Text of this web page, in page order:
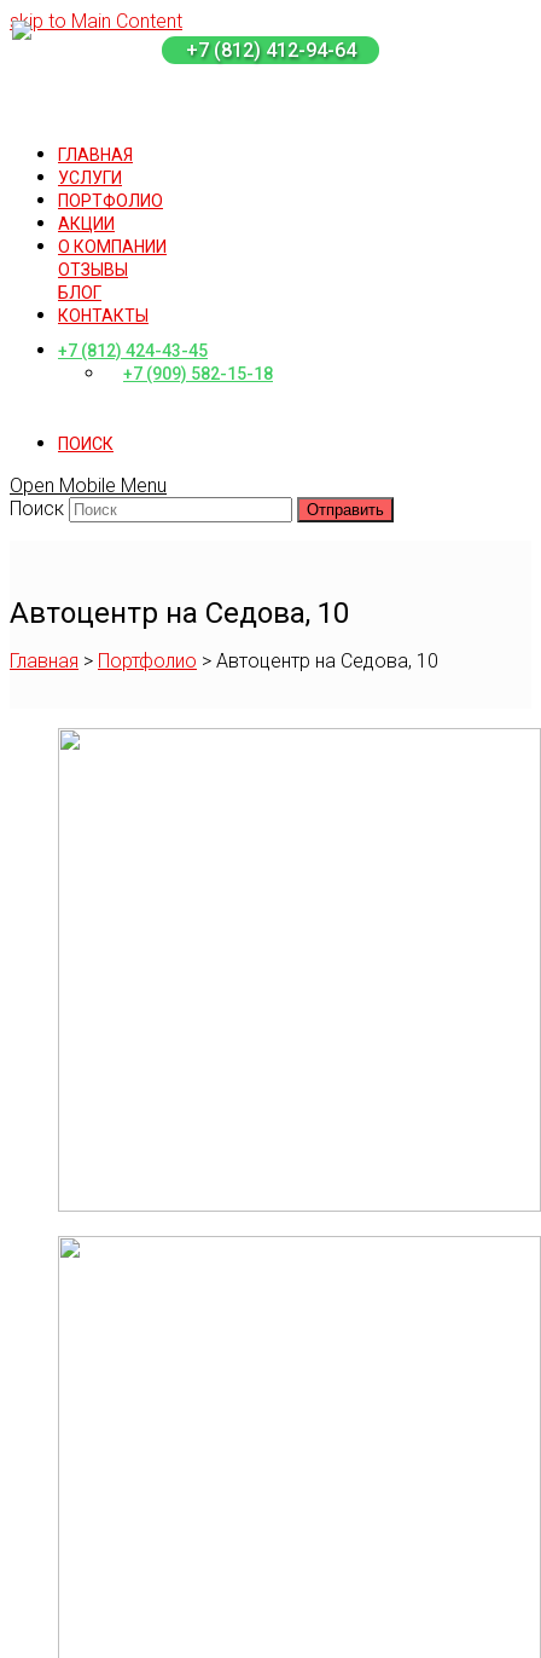
+7 (812) 412-94-64
skip to Main Content
ГЛАВНАЯ
УСЛУГИ
ПОРТФОЛИО
АКЦИИ
О КОМПАНИИ
ОТЗЫВЫ
БЛОГ
КОНТАКТЫ
+7 (812) 424-43-45
+7 (909) 582-15-18
ПОИСК
Open Mobile Menu
Поиск
Отправить
Автоцентр на Седова, 10
Главная > Портфолио > Автоцентр на Седова, 10